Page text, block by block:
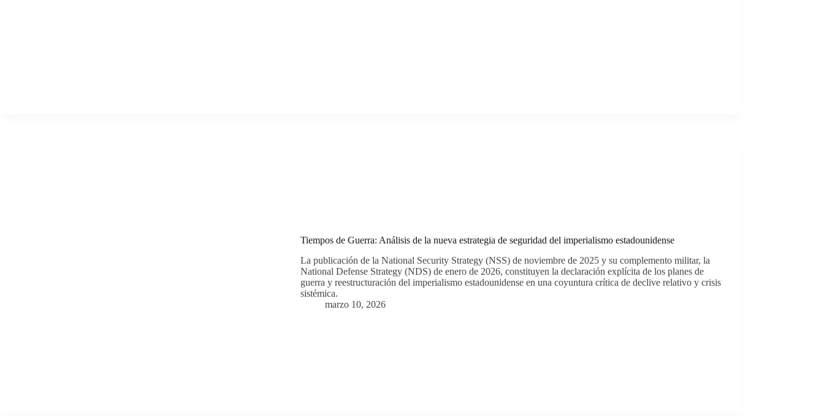
Tiempos de Guerra: Análisis de la nueva estrategia de seguridad del imperialismo estadounidense
La publicación de la National Security Strategy (NSS) de noviembre de 2025 y su complemento militar, la
National Defense Strategy (NDS) de enero de 2026, constituyen la declaración explícita de los planes de
guerra y reestructuración del imperialismo estadounidense en una coyuntura crítica de declive relativo y crisis
sistémica.
marzo 10, 2026